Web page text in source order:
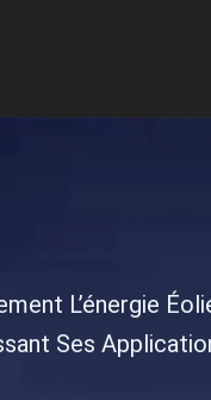
L’énergie
Ses